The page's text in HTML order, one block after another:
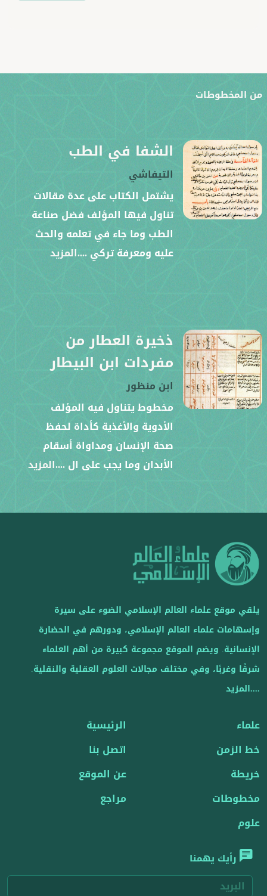
المخطوطات
الشفا في الطب
التيفاشي
يشتمل الكتاب على عدة مقالات
تناول فيها المؤلف فضل صناعة
الطب وما جاء في تعلمه والحث
عليه ومعرفة تركي....المزيد
ذخيرة العطار من
مفردات ابن البيطار
ابن منظور
مخطوط يتناول فيه المؤلف
الأدوية والأغذية كأداة لحفظ
صحة الإنسان ومداواة أسقام
الأبدان وما يجب على ال....المزيد
يلقي موقع علماء العالم الإسلامي الضوء على سيرة
وإسهامات علماء العالم الإسلامي، ودورهم في الحضارة
الإنسانية. ويضم الموقع مجموعة كبيرة من أهم العلماء
شرقًا وغربًا، وفي مختلف مجالات العلوم العقلية والنقلية.
....المزيد
علماء
خط الزمن
خريطة
مخطوطات
علوم
الرئيسية
اتصل بنا
عن الموقع
مراجع
رأيك يهمنا